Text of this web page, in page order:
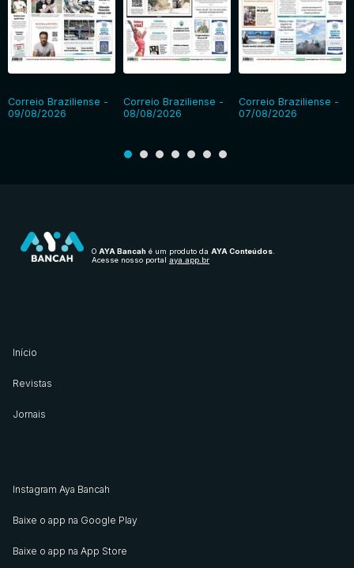
Correio Braziliense -
09/08/2026
Correio Braziliense -
08/08/2026
Correio Braziliense -
07/08/2026
O AYA Bancah é um produto da AYA Conteúdos
Acesse nosso portal aya.app.br
Início
Revistas
Jornais
Instagram Aya Bancah
Baixe o app na Google Play
Baixe o app na App Store